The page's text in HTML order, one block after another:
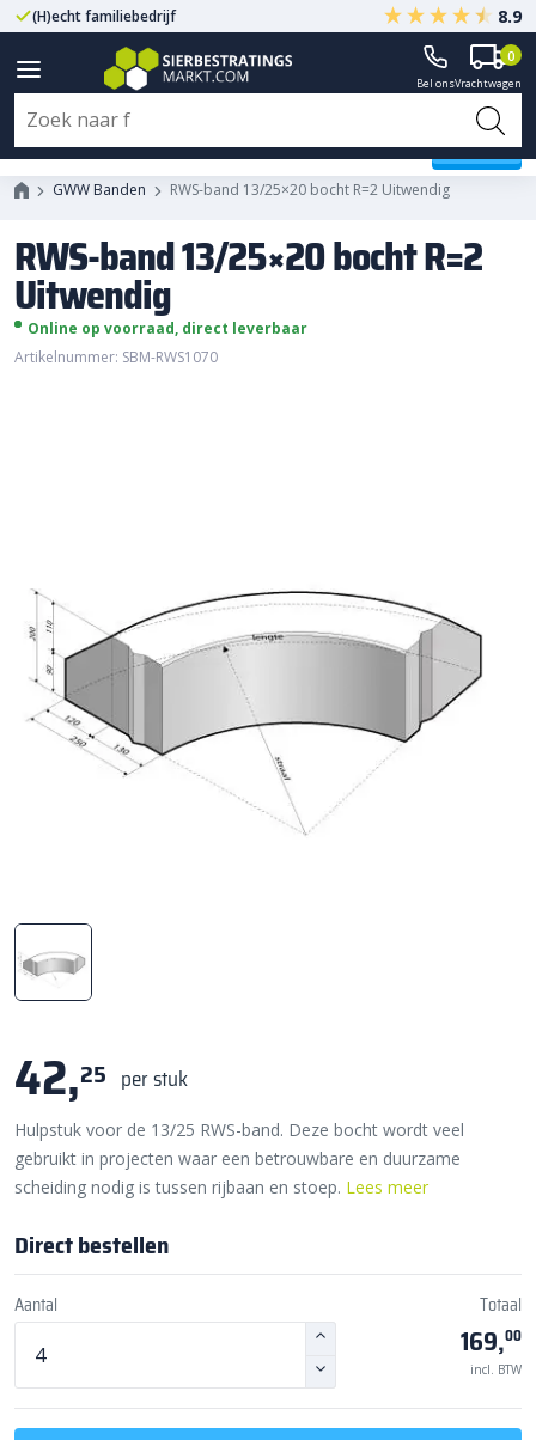
(H)echt familiebedrijf Gegarandeerd A-kwaliteit
8.9
Bel onsVrachtwagen
0
GWW Banden RWS-band 13/25×20 bocht R=2 Uitwendig
RWS-band 13/25×20 bocht R=2
Uitwendig
Online op voorraad, direct leverbaar
Artikelnummer: SBM-RWS1070
42,25 per stuk
Hulpstuk voor de 13/25 RWS-band. Deze bocht wordt veel
gebruikt in projecten waar een betrouwbare en duurzame
scheiding nodig is tussen rijbaan en stoep. Lees meer
Direct bestellen
Aantal Totaal
169,00
incl. BTW
RWS-band 13/25x20 bocht R=2
Uitwendig